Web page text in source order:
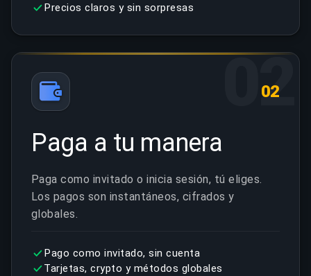
Precios claros y sin sorpresas
02
02
Paga a tu manera
Paga como invitado o inicia sesión, tú eliges.
Los pagos son instantáneos, cifrados y
globales.
Pago como invitado, sin cuenta
Tarjetas, crypto y métodos globales